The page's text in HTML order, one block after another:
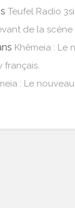
Teufel Radio
de la scène
Khêmeia : Le
français.
: Le